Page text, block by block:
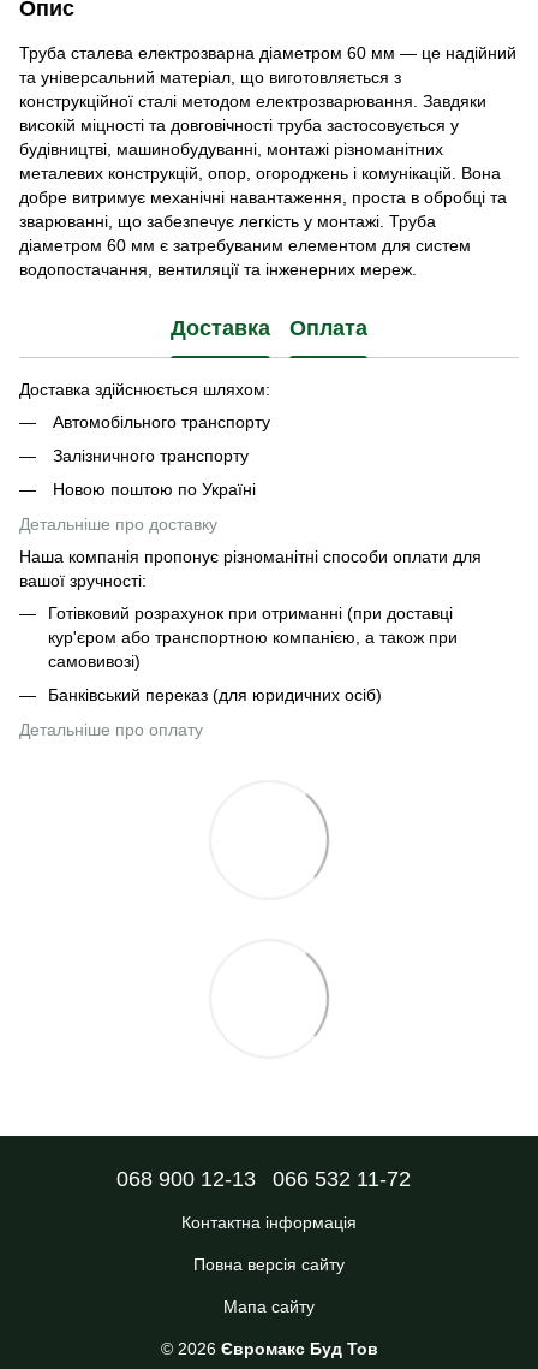
Опис
Труба сталева електрозварна діаметром 60 мм — це надійний
та універсальний матеріал, що виготовляється з
конструкційної сталі методом електрозварювання. Завдяки
високій міцності та довговічності труба застосовується у
будівництві, машинобудуванні, монтажі різноманітних
металевих конструкцій, опор, огороджень і комунікацій. Вона
добре витримує механічні навантаження, проста в обробці та
зварюванні, що забезпечує легкість у монтажі. Труба
діаметром 60 мм є затребуваним елементом для систем
водопостачання, вентиляції та інженерних мереж.
Доставка Оплата
Доставка здійснюється шляхом:
Автомобільного транспорту
Залізничного транспорту
Новою поштою по Україні
Детальніше про доставку
Наша компанія пропонує різноманітні способи оплати для
вашої зручності:
Готівковий розрахунок при отриманні (при доставці
кур'єром або транспортною компанією, а також при
самовивозі)
Банківський переказ (для юридичних осіб)
Детальніше про оплату
068 900 12-13 066 532 11-72
Контактна інформація
Повна версія сайту
Мапа сайту
© 2026 Євромакс Буд Тов